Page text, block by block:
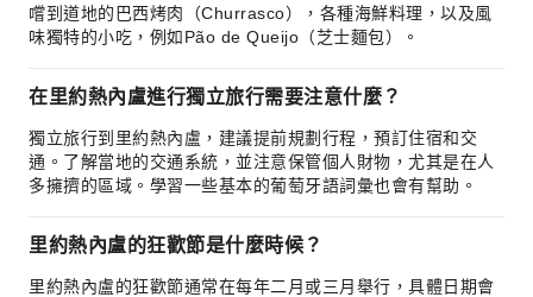
嚐到道地的巴西烤肉（Churrasco），各種海鮮料理，以及風
味獨特的小吃，例如Pão de Queijo（芝士麵包）。
在里約熱內盧進行獨立旅行需要注意什麼？
獨立旅行到里約熱內盧，建議提前規劃行程，預訂住宿和交
通。了解當地的交通系統，並注意保管個人財物，尤其是在人
多擁擠的區域。學習一些基本的葡萄牙語詞彙也會有幫助。
里約熱內盧的狂歡節是什麼時候？
里約熱內盧的狂歡節通常在每年二月或三月舉行，具體日期會